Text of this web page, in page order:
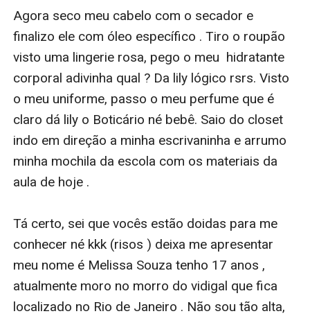
Agora seco meu cabelo com o secador e
finalizo ele com óleo específico . Tiro o roupão
visto uma lingerie rosa, pego o meu  hidratante
corporal adivinha qual ? Da lily lógico rsrs. Visto
o meu uniforme, passo o meu perfume que é
claro dá lily o Boticário né bebê. Saio do closet
indo em direção a minha escrivaninha e arrumo
minha mochila da escola com os materiais da
aula de hoje .
Tá certo, sei que vocês estão doidas para me
conhecer né kkk (risos ) deixa me apresentar
meu nome é Melissa Souza tenho 17 anos ,
atualmente moro no morro do vidigal que fica
localizado no Rio de Janeiro . Não sou tão alta,